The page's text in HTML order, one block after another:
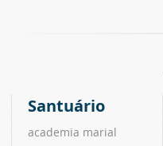
Santuário
academia marial